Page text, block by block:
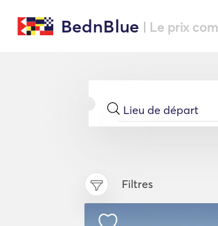
BednBlue | Le prix
Filtres